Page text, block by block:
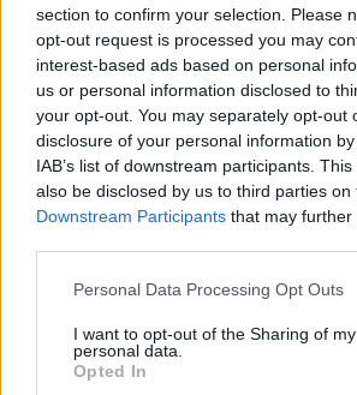
section to confirm your selection. Please
opt-out request is processed you may
interest-based ads based on personal
us or personal information disclosed to
your opt-out. You may separately opt-out
disclosure of your personal information
IAB’s list of downstream participants.
also be disclosed by us to third parties on
Downstream Participants that may
Please note that this website/app uses
not limited to your visit or usage
grant or deny consent to Google and its
use your data for below specified
Personal Data Processing Opt Outs
I want to opt-out of the Sharing of my
personal data.
Opted In
africana, ¡este es el lugar
«`
AUTOR
Staff